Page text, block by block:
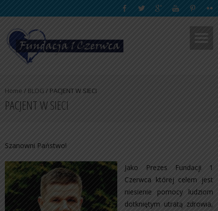
Home / BLOG / PACJENT W SIECI
PACJENT W SIECI
Szanowni Państwo!
Jako Prezes Fundacji 1
Czerwca której celem jest
niesienie pomocy ludziom
dotkniętym utratą zdrowia,